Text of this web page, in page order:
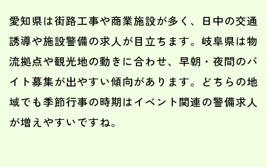
愛知県は街路工事や商業施設が多く、日中の交通
誘導や施設警備の求人が目立ちます。岐阜県は物
流拠点や観光地の動きに合わせ、早朝・夜間のバ
イト募集が出やすい傾向があります。どちらの地
域でも季節行事の時期はイベント関連の警備求人
が増えやすいですね。